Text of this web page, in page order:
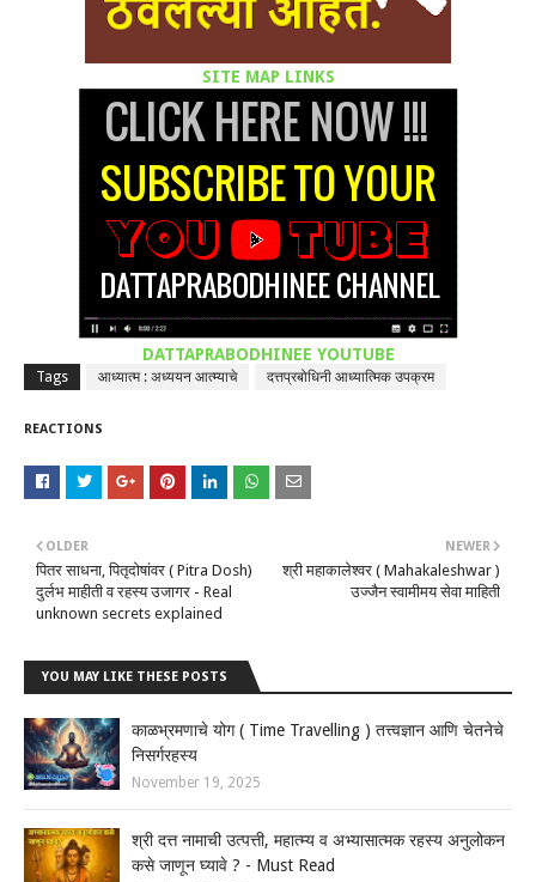
SITE MAP LINKS
DATTAPRABODHINEE YOUTUBE
Tags आध्यात्म : अध्ययन आत्म्याचे दत्तप्रबोधिनी आध्यात्मिक उपक्रम
REACTIONS
NEWER
श्री महाकालेश्वर ( Mahakaleshwar )
उज्जैन स्वामीमय सेवा माहिती
OLDER
पितर साधना, पितृदोषांवर ( Pitra Dosh)
दुर्लभ माहीती व रहस्य उजागर - Real
unknown secrets explained
YOU MAY LIKE THESE POSTS
काळभ्रमणाचे योग ( Time Travelling ) तत्त्वज्ञान आणि चेतनेचे
निसर्गरहस्य
November 19, 2025
श्री दत्त नामाची उत्पत्ती, महात्म्य व अभ्यासात्मक रहस्य अनुलोकन
कसे जाणून घ्यावे ? - Must Read